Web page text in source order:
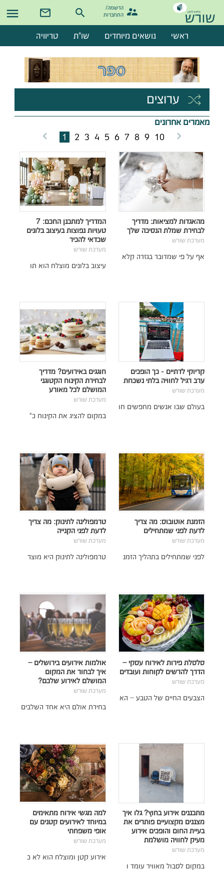

הרשמה/
התחברות
ראשי נושאים מיוחדים שו"ת טריוויה
ערוצים
מאמרים אחרונים
1
2 3 4 5 6 7 8 9 10
מהאגדות למציאות: מדריך
לבחירת שמלת הנסיכה שלך
מערכת שורש
אף על פי שמדובר בגזרה קלא
המדריך למתכנן החכם: 7
טעויות נפוצות בעיצוב בלונים
שכדאי להכיר
מערכת שורש
עיצוב בלונים מוצלח הוא תו
קריוקי לדתיים - כך הופכים
ערב רגיל לחוויה בלתי נשכחת
מערכת שורש
בעולם שבו אנשים מחפשים חו
חוגגים באירועים? מדריך
לבחירת הקינוח הקטוגני
המושלם לכל מאורע
מערכת שורש
במקום להציג את הקינוח כ"
הזמנת אוטובוס: מה צריך
לדעת לפני שמתחילים
מערכת שורש
לפני שמתחילים בתהליך הזמנ
טרמפולינה לתינוק: מה צריך
לדעת לפני הקנייה
מערכת שורש
טרמפולינה לתינוק היא מוצר
סלסלת פירות לאירוח עסקי –
הדרך להרשים לקוחות ועובדים
מערכת שורש
הצבעים החיים של הטבע – הא
אולמות אירועים בירושלים –
איך לבחור את המקום
המושלם לאירוע שלכם?
מערכת שורש
בחירת אולם היא אחד השלבים
מתכננים אירוע בחוץ? גלו איך
מצננים מקצועיים פותרים את
בעיית החום והופכים אירוע
מעיק לחוויה מושלמת
מערכת שורש
במקום לסבול מאוויר עומד ו
למה מגשי אירוח מתאימים
במיוחד לאירועים קטנים עם
אופי משפחתי
מערכת שורש
אירוע קטן ומוצלח הוא לא כ